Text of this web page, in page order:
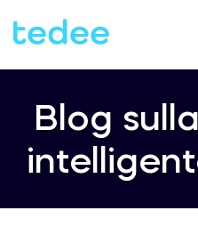
COME FUNZIONA?
Casa
PRODOTTI
Blog